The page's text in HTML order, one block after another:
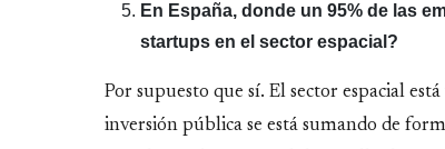
En España, donde un 95% de las
startups en el sector espacial?
Por supuesto que sí. El sector espacial
inversión pública se está sumando de